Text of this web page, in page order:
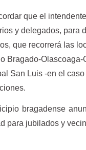
que el
y delegados, para
que recorrerá las
Bragado-
San Luis -en el
bragadense
para jubilados y